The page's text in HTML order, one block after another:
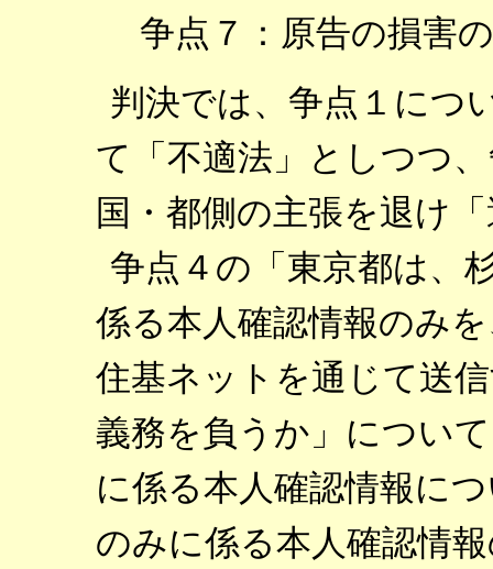
争点７：原告の損害
判決では、争点１につ
て「不適法」としつつ
国・都側の主張を退け
争点４の「東京都は、
係る本人確認情報のみ
住基ネットを通じて送
義務を負うか」につい
に係る本人確認情報に
のみに係る本人確認情